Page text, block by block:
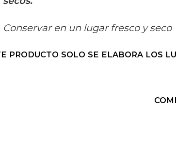
Conservar en un lugar fresco y seco
PRODUCTO SOLO SE ELABORA LOS